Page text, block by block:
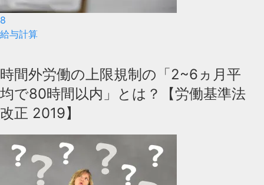
8
給与計算
時間外労働の上限規制の「2~6ヵ月平
均で80時間以内」とは？【労働基準法
改正 2019】